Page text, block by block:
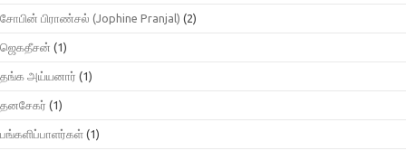
சோபின் பிராண்சல் (Jophine Pranjal) (2)
ஜெகதீசன் (1)
தங்க அய்யனார் (1)
தனசேகர் (1)
பங்களிப்பாளர்கள் (1)